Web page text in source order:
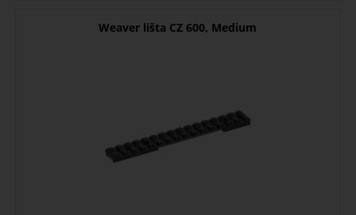
Weaver lišta CZ 600, Medium